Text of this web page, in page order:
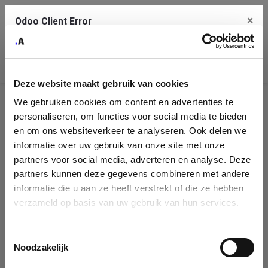
Deze website maakt gebruik van cookies
We gebruiken cookies om content en advertenties te
personaliseren, om functies voor social media te bieden
en om ons websiteverkeer te analyseren. Ook delen we
informatie over uw gebruik van onze site met onze
partners voor social media, adverteren en analyse. Deze
partners kunnen deze gegevens combineren met andere
informatie die u aan ze heeft verstrekt of die ze hebben
verzameld op basis van uw gebruik van hun services.
Noodzakelijk
Company
Identification
Please fill in your company details
You can search a company in our database by name, VAT or
enterprise ID. When a company is selected it will auto-complete the
form. If you don't find your company in our database, you can create
Odoo Client Error ×
service.
See details
Ok